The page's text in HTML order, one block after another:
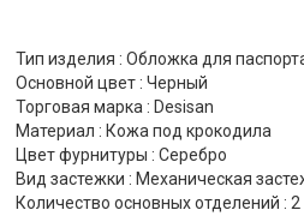
Тип изделия : Обложка для
Основной цвет : Черный
Торговая марка : Desisan
Материал : Кожа под крокодила
Цвет фурнитуры : Серебро
Вид застежки : Механическая
Количество основных отделений : 2